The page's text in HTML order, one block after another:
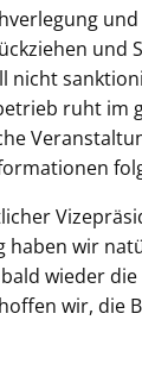
und
nicht
ruht im
haben wir
wieder
wir, die